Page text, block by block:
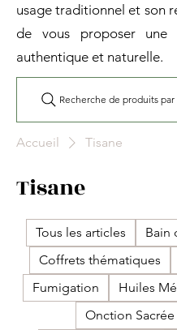
usage traditionnel et son
de vous proposer une
authentique et naturelle.
Recherche de produits
Accueil Tisane
Tisane
Tous les articles
Bain
Coffrets thématiques
Fumigation
Huiles
Onction Sacrée